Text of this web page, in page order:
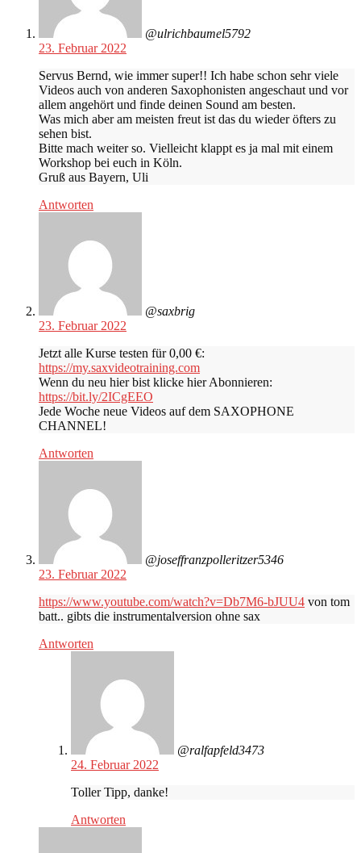
@ulrichbaumel5792
23. Februar 2022
Servus Bernd, wie immer super!! Ich habe schon sehr viele
Videos auch von anderen Saxophonisten angeschaut und vor
allem angehört und finde deinen Sound am besten.
Was mich aber am meisten freut ist das du wieder öfters zu
sehen bist.
Bitte mach weiter so. Vielleicht klappt es ja mal mit einem
Workshop bei euch in Köln.
Gruß aus Bayern, Uli
Antworten
@saxbrig
23. Februar 2022
Jetzt alle Kurse testen für 0,00 €:
https://my.saxvideotraining.com
Wenn du neu hier bist klicke hier Abonnieren:
https://bit.ly/2ICgEEO
Jede Woche neue Videos auf dem SAXOPHONE
CHANNEL!
Antworten
@joseffranzpolleritzer5346
23. Februar 2022
https://www.youtube.com/watch?v=Db7M6-bJUU4 von tom
batt.. gibts die instrumentalversion ohne sax
Antworten
@ralfapfeld3473
24. Februar 2022
Toller Tipp, danke!
Antworten